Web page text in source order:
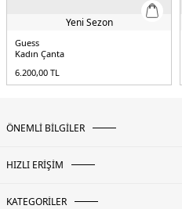
Yeni Sezon
Guess
Kadın Çanta
6.200,00 TL
ÖNEMLİ BİLGİLER
HIZLI ERİŞİM
KATEGORİLER